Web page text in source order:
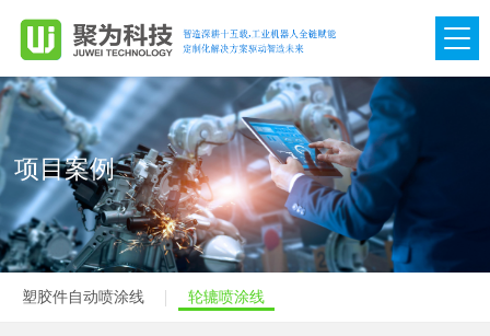
网站首页
关于我们
产品展示
项目案例
视频中心
项目案例
塑胶件自动喷涂线 轮辘喷涂线